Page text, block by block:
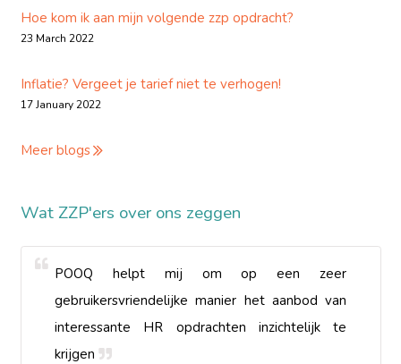
Hoe kom ik aan mijn volgende zzp opdracht?
23 March 2022
Inflatie? Vergeet je tarief niet te verhogen!
17 January 2022
Meer blogs
Wat ZZP'ers over ons zeggen
POOQ helpt mij om op een zeer
gebruikersvriendelijke manier het aanbod van
interessante HR opdrachten inzichtelijk te
krijgen